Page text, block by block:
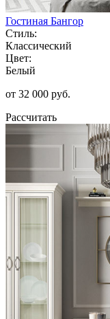
Гостиная Бангор
Стиль:
Классический
Цвет:
Белый
от 32 000 руб.
Рассчитать